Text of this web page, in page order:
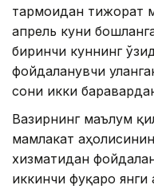
тармоғидан тижорат
апрель куни
биринчи куннинг
фойдаланувчи
сони икки
Вазирнинг маълум
мамлакат
хизматидан
иккинчи фуқаро янги